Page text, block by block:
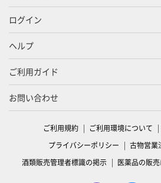
ログイン
ヘルプ
ご利用ガイド
お問い合わせ
ご利用規約 ご利用環境について
プライバシーポリシー
古物営業
酒類販売管理者標識の掲示
医薬品の販